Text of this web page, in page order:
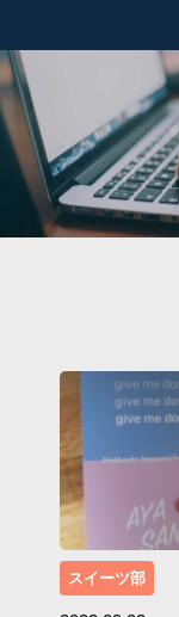
スイーツ部